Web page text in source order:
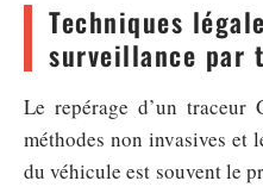
Techniques
surveillance par
Le repérage d’un traceur
méthodes non invasives et
du véhicule est souvent le